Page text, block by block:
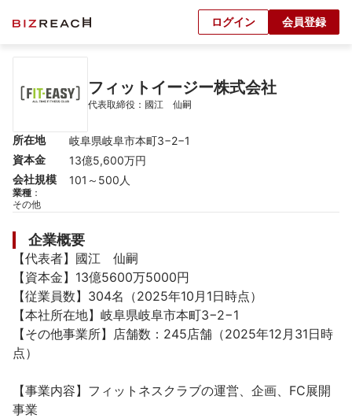
ログイン 会員登録
フィットイージー株式会社
代表取締役：國江　仙嗣
所在地
岐阜県岐阜市本町3−2−1
資本金
13億5,600万円
会社規模
101～500人
業種 ：
その他
企業概要
【代表者】國江　仙嗣
【資本金】13億5600万5000円
【従業員数】304名（2025年10月1日時点）
【本社所在地】岐阜県岐阜市本町3−2−1
【その他事業所】店舗数：245店舗（2025年12月31日時
点）
【事業内容】フィットネスクラブの運営、企画、FC展開
事業